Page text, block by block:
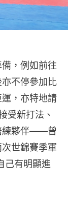
，例如前往
不停參加比
，亦特地請
受新打法、
練夥伴——曾
世錦賽季軍
己有明顯進